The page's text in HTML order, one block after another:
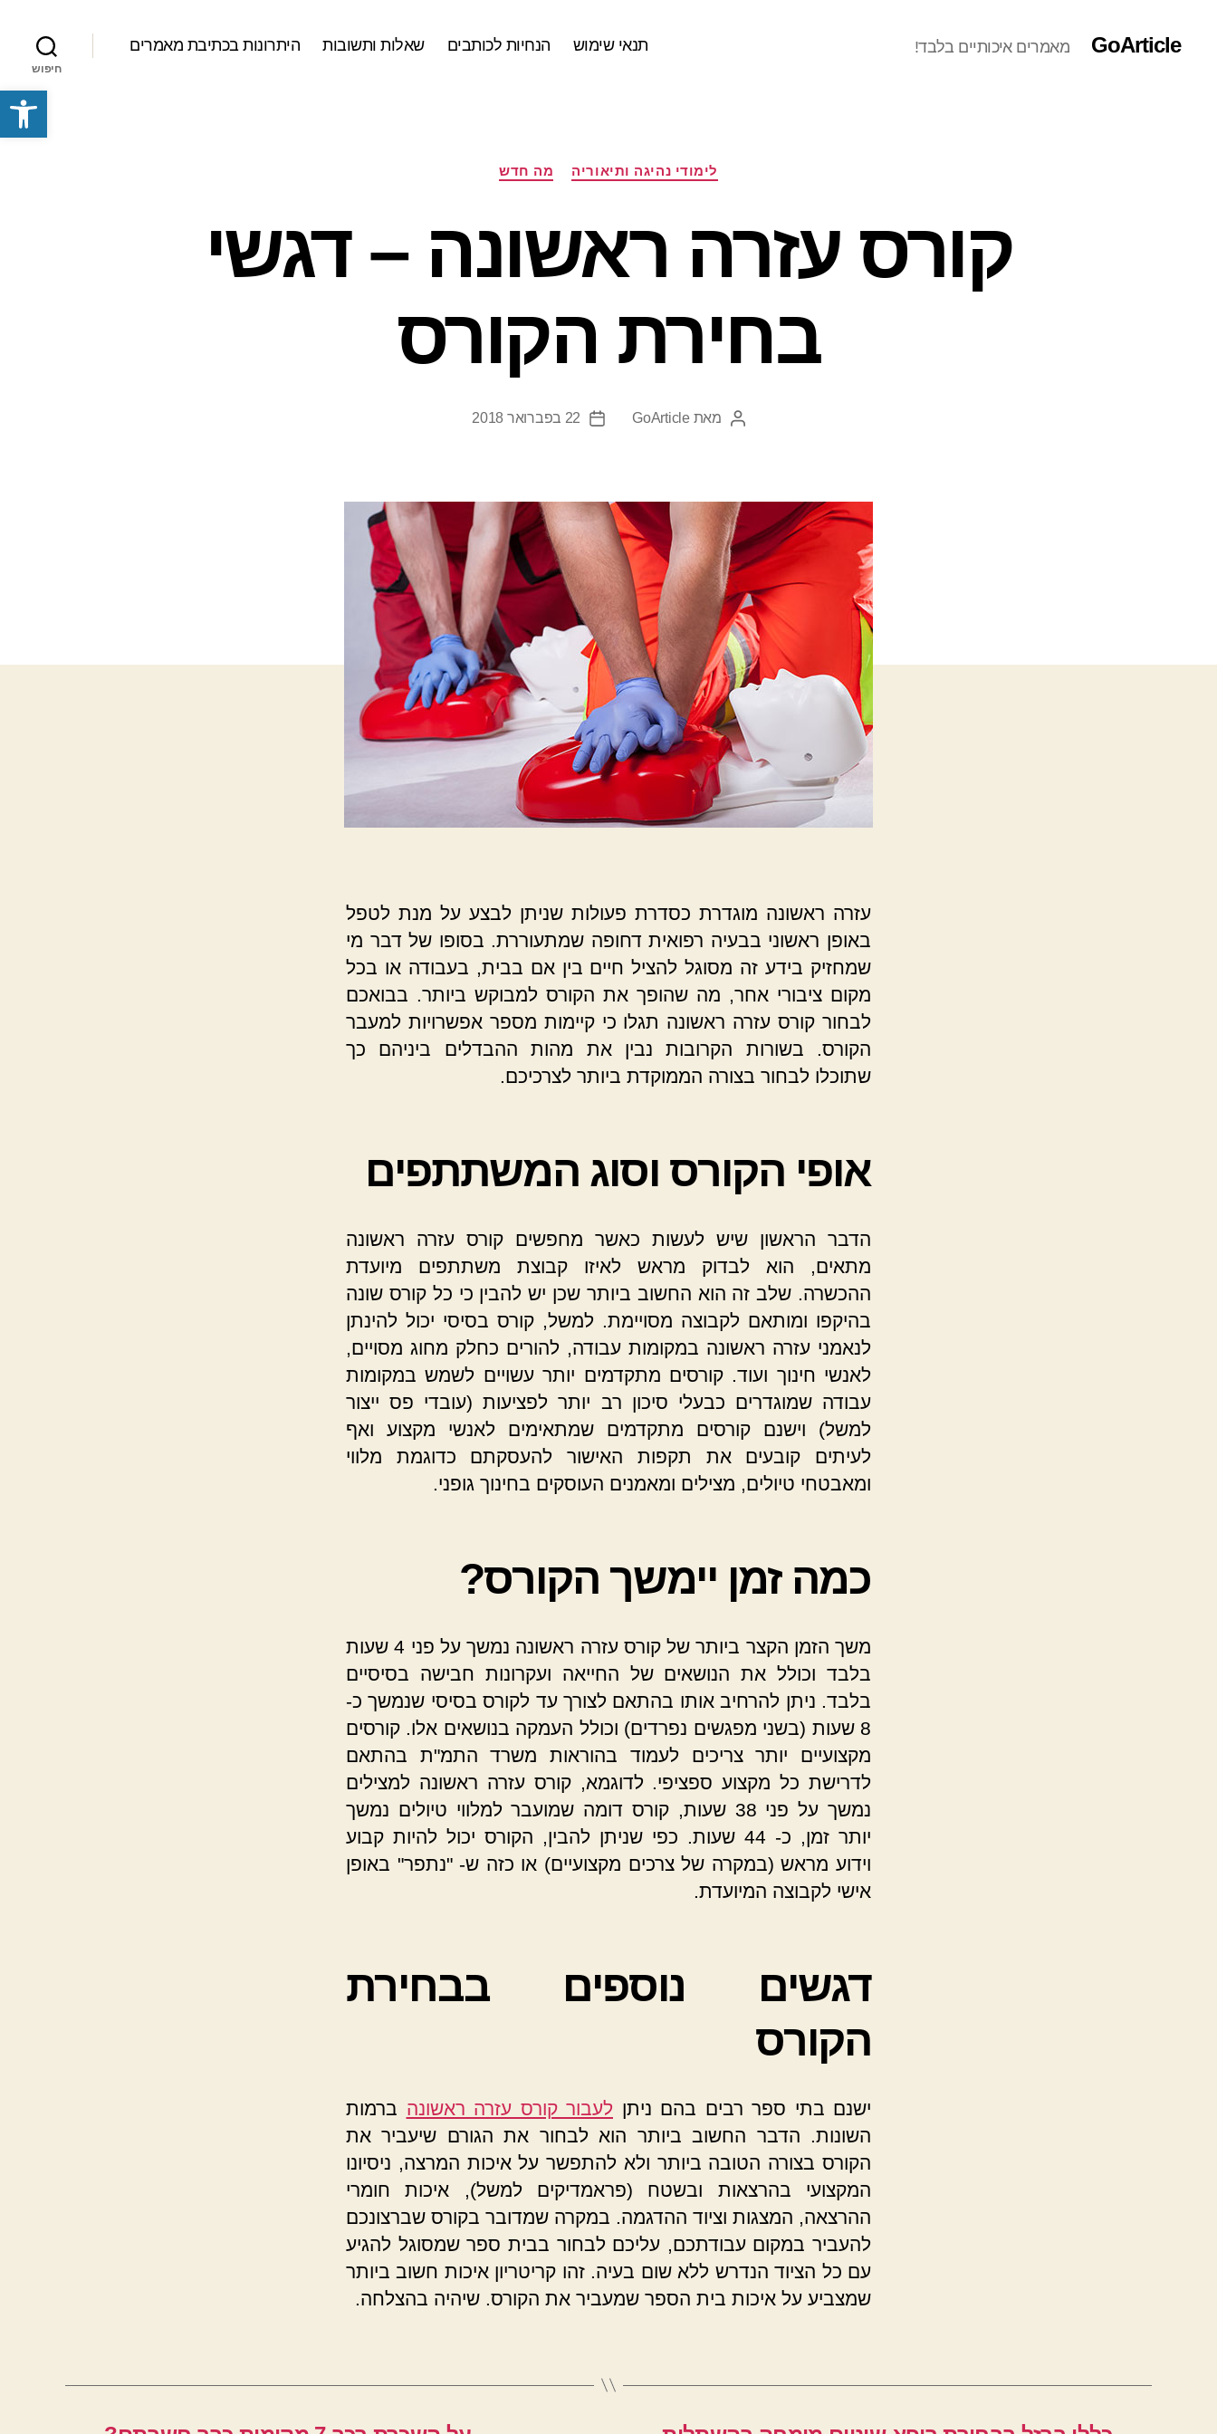
פתח סרגל נגישות
GoArticle מאמרים איכותיים בלבד! תנאי שימוש הנחיות לכותבים שאלות ותשובות היתרונות בכתיבת מאמרים
חיפוש
קטגוריות
לימודי נהיגה ותיאוריה מה חדש
קורס עזרה ראשונה – דגשי
בחירת הקורס
המחבר
מאתGoArticle
תאריך
22 בפברואר 2018
עזרה ראשונה מוגדרת כסדרת פעולות שניתן לבצע על מנת לטפל
באופן ראשוני בבעיה רפואית דחופה שמתעוררת. בסופו של דבר מי
שמחזיק בידע זה מסוגל להציל חיים בין אם בבית, בעבודה או בכל
מקום ציבורי אחר, מה שהופך את הקורס למבוקש ביותר. בבואכם
לבחור קורס עזרה ראשונה תגלו כי קיימות מספר אפשרויות למעבר
הקורס. בשורות הקרובות נבין את מהות ההבדלים ביניהם כך
שתוכלו לבחור בצורה הממוקדת ביותר לצרכיכם.
אופי הקורס וסוג המשתתפים
הדבר הראשון שיש לעשות כאשר מחפשים קורס עזרה ראשונה
מתאים, הוא לבדוק מראש לאיזו קבוצת משתתפים מיועדת
ההכשרה. שלב זה הוא החשוב ביותר שכן יש להבין כי כל קורס שונה
בהיקפו ומותאם לקבוצה מסויימת. למשל, קורס בסיסי יכול להינתן
לנאמני עזרה ראשונה במקומות עבודה, להורים כחלק מחוג מסויים,
לאנשי חינוך ועוד. קורסים מתקדמים יותר עשויים לשמש במקומות
עבודה שמוגדרים כבעלי סיכון רב יותר לפציעות (עובדי פס ייצור
למשל) וישנם קורסים מתקדמים שמתאימים לאנשי מקצוע ואף
לעיתים קובעים את תקפות האישור להעסקתם כדוגמת מלווי
ומאבטחי טיולים, מצילים ומאמנים העוסקים בחינוך גופני.
כמה זמן יימשך הקורס?
משך הזמן הקצר ביותר של קורס עזרה ראשונה נמשך על פני 4 שעות
בלבד וכולל את הנושאים של החייאה ועקרונות חבישה בסיסיים
בלבד. ניתן להרחיב אותו בהתאם לצורך עד לקורס בסיסי שנמשך כ-
8 שעות (בשני מפגשים נפרדים) וכולל העמקה בנושאים אלו. קורסים
מקצועיים יותר צריכים לעמוד בהוראות משרד התמ"ת בהתאם
לדרישת כל מקצוע ספציפי. לדוגמא, קורס עזרה ראשונה למצילים
נמשך על פני 38 שעות, קורס דומה שמועבר למלווי טיולים נמשך
יותר זמן, כ- 44 שעות. כפי שניתן להבין, הקורס יכול להיות קבוע
וידוע מראש (במקרה של צרכים מקצועיים) או כזה ש- "נתפר" באופן
אישי לקבוצה המיועדת.
דגשים נוספים בבחירת
הקורס
ישנם בתי ספר רבים בהם ניתן לעבור קורס עזרה ראשונה ברמות
השונות. הדבר החשוב ביותר הוא לבחור את הגורם שיעביר את
הקורס בצורה הטובה ביותר ולא להתפשר על איכות המרצה, ניסיונו
המקצועי בהרצאות ובשטח (פראמדיקים למשל), איכות חומרי
ההרצאה, המצגות וציוד ההדגמה. במקרה שמדובר בקורס שברצונכם
להעביר במקום עבודתכם, עליכם לבחור בבית ספר שמסוגל להגיע
עם כל הציוד הנדרש ללא שום בעיה. זהו קריטריון איכות חשוב ביותר
שמצביע על איכות בית הספר שמעביר את הקורס. שיהיה בהצלחה.